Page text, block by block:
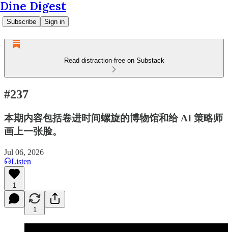
Dine Digest
Subscribe Sign in
Read distraction-free on Substack
#237
本期内容包括卷进时间螺旋的博物馆和给 AI 策略师
画上一张脸。
Jul 06, 2026
Listen
1
1